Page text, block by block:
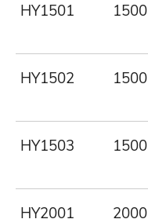
HY1501 1500
HY1502 1500
HY1503 1500
HY2001 2000